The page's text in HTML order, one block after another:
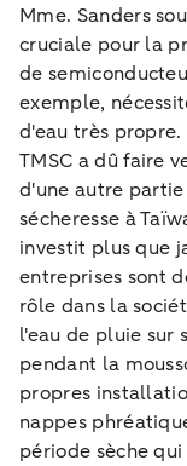
Mme. Sanders
cruciale pour la
de
exemple,
d'eau très
TMSC a dû faire
d'une autre
sécheresse à
investit plus que
entreprises sont
rôle dans la
l'eau de pluie sur
pendant la
propres
nappes
période sèche